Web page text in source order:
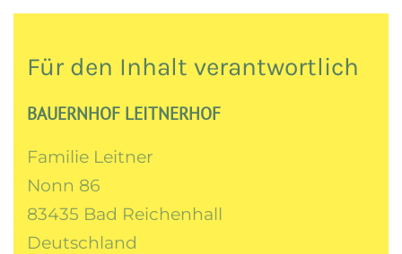
Für den Inhalt verantwortlich
BAUERNHOF LEITNERHOF
Familie Leitner
Nonn 86
83435 Bad Reichenhall
Deutschland